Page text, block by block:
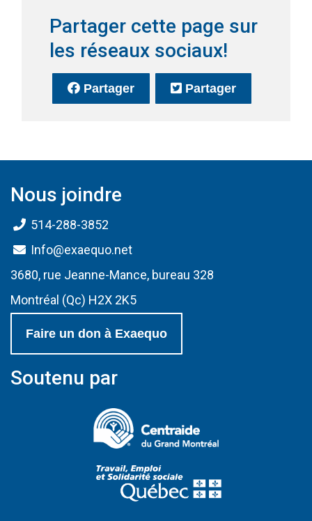
Partager cette page sur
les réseaux sociaux!
Partagersur Facebook
(Ce lien s'ouvrira dans une
Partagersur Twitter
(Ce lien
Nous joindre
514-288-3852
Info@exaequo.net
3680, rue Jeanne-Mance, bureau 328
Montréal (Qc) H2X 2K5
Faire un don à Exaequo
Soutenu par